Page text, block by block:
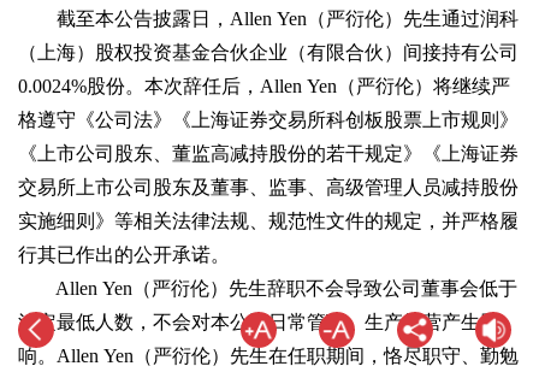
截至本公告披露日，Allen Yen（严衍伦）先生通过润科
（上海）股权投资基金合伙企业（有限合伙）间接持有公司
0.0024%股份。本次辞任后，Allen Yen（严衍伦）将继续严
格遵守《公司法》《上海证券交易所科创板股票上市规则》
《上市公司股东、董监高减持股份的若干规定》《上海证券
交易所上市公司股东及董事、监事、高级管理人员减持股份
实施细则》等相关法律法规、规范性文件的规定，并严格履
行其已作出的公开承诺。
Allen Yen（严衍伦）先生辞职不会导致公司董事会低于
法定最低人数，不会对本公司日常管理、生产经营产生影
响。Allen Yen（严衍伦）先生在任职期间，恪尽职守、勤勉